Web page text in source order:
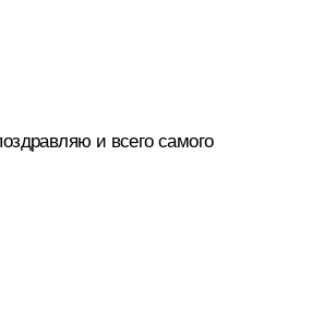
и всего самого